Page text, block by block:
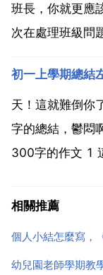
今後該怎...
班長，你就更應
次在處理班級問
總結 所以更多
面前必須解決的
對於專...
初一上學期總結
天！這就難倒你
字的總結，鬱悶
300字的作文 1
下了許多辛勤的
相關推薦
個人小結怎麼寫，